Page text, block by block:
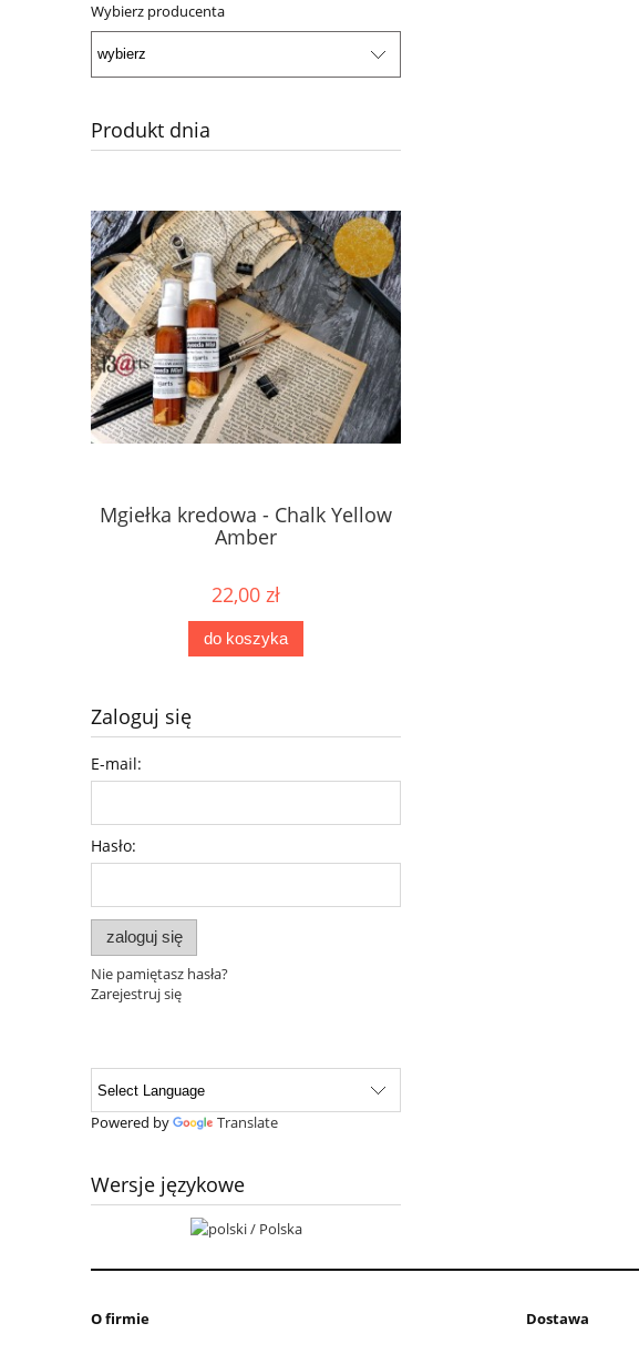
Wybierz producenta
Produkt dnia
Mgiełka kredowa - Chalk Yellow
Amber
22,00 zł
do koszyka
Zaloguj się
E-mail:
Hasło:
zaloguj się
Nie pamiętasz hasła?
Zarejestruj się
Powered by Translate
Wersje językowe
O firmie Dostawa